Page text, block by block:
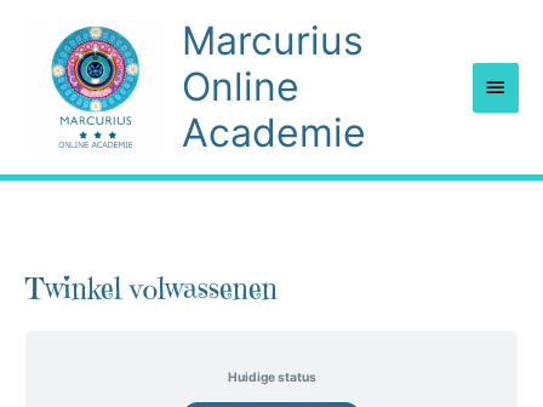
Marcurius
Online
Academie
Twinkel volwassenen
Huidige status